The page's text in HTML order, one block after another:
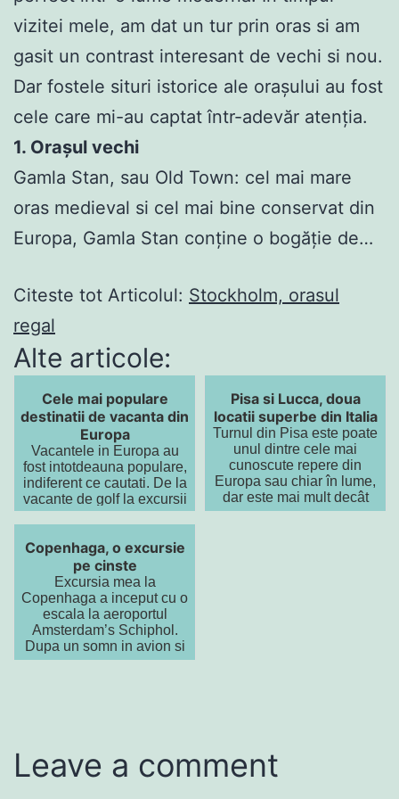
vizitei mele, am dat un tur prin oras si am
gasit un contrast interesant de vechi si nou.
Dar fostele situri istorice ale orașului au fost
cele care mi-au captat într-adevăr atenția.
1. Orașul vechi
Gamla Stan, sau Old Town: cel mai mare
oras medieval si cel mai bine conservat din
Europa, Gamla Stan conține o bogăție de…
Citeste tot Articolul: Stockholm, orasul
regal
Alte articole:
Cele mai populare
destinatii de vacanta din
Europa
Vacantele in Europa au
fost intotdeauna populare,
indiferent ce cautati. De la
vacante de golf la excursii
de schi, vacante in familie
e...
Pisa si Lucca, doua
locatii superbe din Italia
Turnul din Pisa este poate
unul dintre cele mai
cunoscute repere din
Europa sau chiar în lume,
dar este mai mult decât
doar turnul – care este de
Copenhaga, o excursie
pe cinste
Excursia mea la
Copenhaga a inceput cu o
escala la aeroportul
Amsterdam’s Schiphol.
Dupa un somn in avion si
o cafea in aeroport, iar
Leave a comment